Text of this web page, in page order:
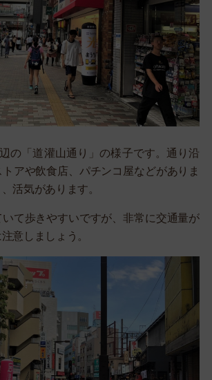
の「道灌山通り」の様子です。通り沿
アや飲食店、パチンコ屋などがありま
活気があります。
て歩きやすいですが、非常に交通量が
意しましょう。